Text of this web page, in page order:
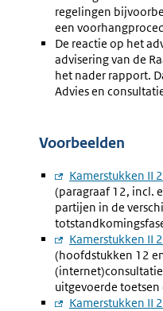
regelingen
een
De reactie op het
advisering van de
het nader rapport.
Advies en
Voorbeelden
Externe
link:
Kamerstukken II
(paragraaf 12, incl.
partijen in de
Externe
link:
Kamerstukken II
(hoofdstukken 12
uitgevoerde toetsen
Externe
Kamerstukken II